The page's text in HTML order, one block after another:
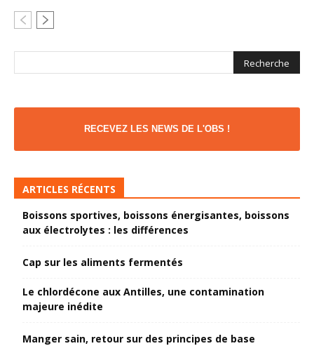
RECEVEZ LES NEWS DE L'OBS !
ARTICLES RÉCENTS
Boissons sportives, boissons énergisantes, boissons
aux électrolytes : les différences
Cap sur les aliments fermentés
Le chlordécone aux Antilles, une contamination
majeure inédite
Manger sain, retour sur des principes de base